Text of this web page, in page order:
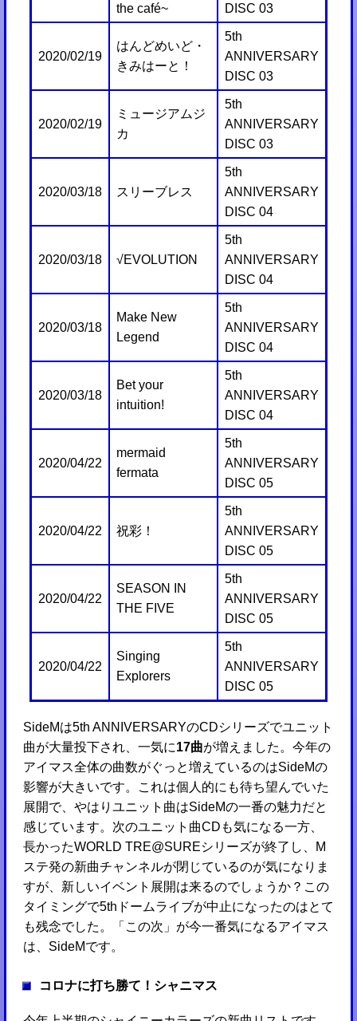
the café~
DISC 03
2020/02/19
はんどめいど・
きみはーと！
5th
ANNIVERSARY
DISC 03
2020/02/19
ミュージアムジ
カ
5th
ANNIVERSARY
DISC 03
2020/03/18 スリーブレス
5th
ANNIVERSARY
DISC 04
2020/03/18 √EVOLUTION
5th
ANNIVERSARY
DISC 04
2020/03/18
Make New
Legend
5th
ANNIVERSARY
DISC 04
2020/03/18
Bet your
intuition!
5th
ANNIVERSARY
DISC 04
2020/04/22
mermaid
fermata
5th
ANNIVERSARY
DISC 05
2020/04/22 祝彩！
5th
ANNIVERSARY
DISC 05
2020/04/22
SEASON IN
THE FIVE
5th
ANNIVERSARY
DISC 05
2020/04/22
Singing
Explorers
5th
ANNIVERSARY
DISC 05
SideMは5th ANNIVERSARYのCDシリーズでユニット
曲が大量投下され、一気に17曲が増えました。今年の
アイマス全体の曲数がぐっと増えているのはSideMの
影響が大きいです。これは個人的にも待ち望んでいた
展開で、やはりユニット曲はSideMの一番の魅力だと
感じています。次のユニット曲CDも気になる一方、
長かったWORLD TRE@SUREシリーズが終了し、M
ステ発の新曲チャンネルが閉じているのが気になりま
すが、新しいイベント展開は来るのでしょうか？この
タイミングで5thドームライブが中止になったのはとて
も残念でした。「この次」が今一番気になるアイマス
は、SideMです。
コロナに打ち勝て！シャニマス